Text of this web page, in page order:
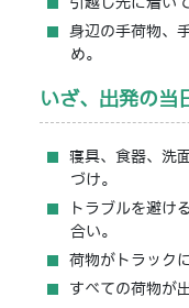
身辺の手荷物、
め。
いざ、出発の当
寝具、食器、洗
づけ。
トラブルを避け
合い。
荷物がトラック
すべての荷物が